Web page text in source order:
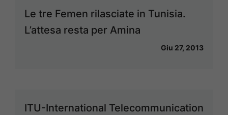
Le tre Femen rilasciate in Tunisia.
L’attesa resta per Amina
Giu 27, 2013
ITU-International Telecommunication